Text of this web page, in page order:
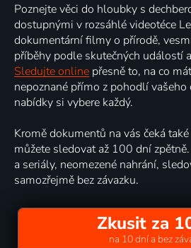
Poznejte věci do hloubky s
dostupnými v rozsáhlé videotéce
dokumentární filmy o přírodě,
příběhy podle skutečných událostí
Sledujte online přesně to, na co
nepoznané přímo z pohodlí vašeho
nabídky si vybere každý.
Kromě dokumentů na vás čeká
můžete sledovat až 100 dní
a seriály, neomezené nahrání,
samozřejmě bez závazku.
Zkusit za
na 10 dní a bez